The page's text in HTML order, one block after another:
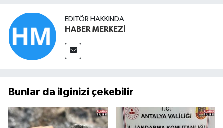
EDITÖR HAKKINDA
HABER MERKEZİ
Bunlar da ilginizi çekebilir